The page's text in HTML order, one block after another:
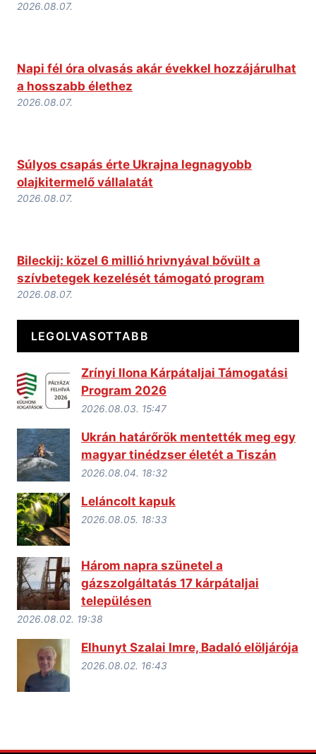
2026.08.07.
Napi fél óra olvasás akár évekkel hozzájárulhat
a hosszabb élethez
2026.08.07.
Súlyos csapás érte Ukrajna legnagyobb
olajkitermelő vállalatát
2026.08.07.
Bileckij: közel 6 millió hrivnyával bővült a
szívbetegek kezelését támogató program
2026.08.07.
LEGOLVASOTTABB
Zrínyi Ilona Kárpátaljai Támogatási
Program 2026
2026.08.03. 15:47
Ukrán határőrök mentették meg egy
magyar tinédzser életét a Tiszán
2026.08.04. 18:32
Leláncolt kapuk
2026.08.05. 18:33
Három napra szünetel a
gázszolgáltatás 17 kárpátaljai
településen
2026.08.02. 19:38
Elhunyt Szalai Imre, Badaló elöljárója
2026.08.02. 16:43